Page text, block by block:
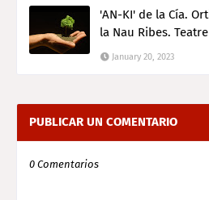
'AN-KI' de la Cía.
la Nau Ribes.
January 20, 2023
PUBLICAR UN COMENTARIO
0 Comentarios